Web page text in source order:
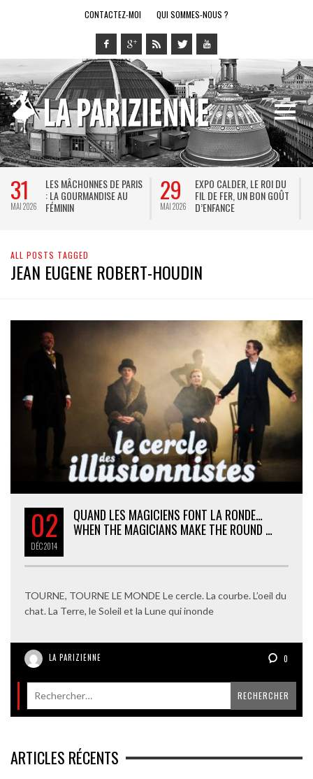
CONTACTEZ-MOI QUI SOMMES-NOUS ?
31
MAI 2026
LES MÂCHONNES DE PARIS
: LA GOURMANDISE AU
FÉMININ
29
MAI 2026
EXPO CALDER, LE ROI DU
FIL DE FER, UN BON GOÛT
D’ENFANCE
ALL POSTS TAGGED
JEAN EUGENE ROBERT-HOUDIN
02
DÉC2014
QUAND LES MAGICIENS FONT LA RONDE…
WHEN THE MAGICIANS MAKE THE ROUND …
TOURNE, TOURNE LE MONDE Le cercle. La courbe. L’oeil du
chat. La Terre, le Soleil et la Lune qui inonde
LA PARIZIENNE 0
ARTICLES RÉCENTS